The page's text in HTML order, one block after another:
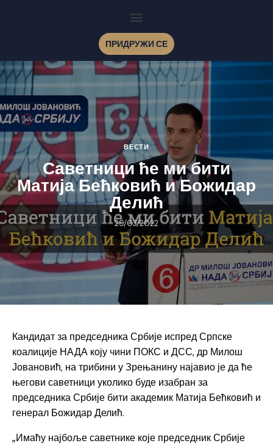
ПРИДРУЖИ СЕ
ВЕСТИ
Саветници ће ми бити
Матија Бећковић и Божидар
Делић
29/03/2022
Кандидат за председника Србије испред Српске
коалиције НАДА коју чини ПОКС и ДСС, др Милош
Јовановић, на трибини у Зрењанину најавио је да ће
његови саветници уколико буде изабран за
председника Србије бити академик Матија Бећковић и
генерал Божидар Делић.
„Имаћу најбоље саветнике које председник Србије